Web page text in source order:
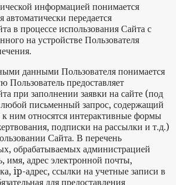
информацией понимается
передается
в процессе использования Сайта с
на устройстве Пользователя
данными Пользователя понимается
Пользователь предоставляет
при заполнении заявки на сайте (под
любой письменный запрос, содержащий
ним относятся интерактивные формы
подписки на рассылки и т.д.)
Сайта. В перечень
обрабатываемых администрацией
имя, адрес электронной почты,
ip-адрес, ссылки на учетные записи в
для предоставления